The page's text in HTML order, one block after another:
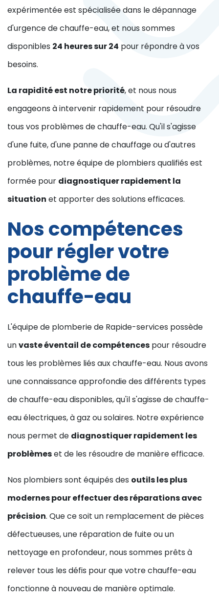
expérimentée est spécialisée dans le dépannage
d'urgence de chauffe-eau, et nous sommes
disponibles 24 heures sur 24 pour répondre à vos
besoins.
La rapidité est notre priorité, et nous nous
engageons à intervenir rapidement pour résoudre
tous vos problèmes de chauffe-eau. Qu'il s'agisse
d'une fuite, d'une panne de chauffage ou d'autres
problèmes, notre équipe de plombiers qualifiés est
formée pour diagnostiquer rapidement la
situation et apporter des solutions efficaces.
Nos compétences
pour régler votre
problème de
chauffe-eau
L'équipe de plomberie de Rapide-services possède
unvaste éventail de compétences pour résoudre
tous les problèmes liés aux chauffe-eau. Nous avons
une connaissance approfondie des différents types
de chauffe-eau disponibles, qu'il s'agisse de chauffe-
eau électriques, à gaz ou solaires. Notre expérience
nous permet de diagnostiquer rapidement les
problèmeset de les résoudre de manière efficace.
Nos plombiers sont équipés des outils les plus
modernes pour effectuer des réparations avec
précision. Que ce soit un remplacement de pièces
défectueuses, une réparation de fuite ou un
nettoyage en profondeur, nous sommes prêts à
relever tous les défis pour que votre chauffe-eau
fonctionne à nouveau de manière optimale.